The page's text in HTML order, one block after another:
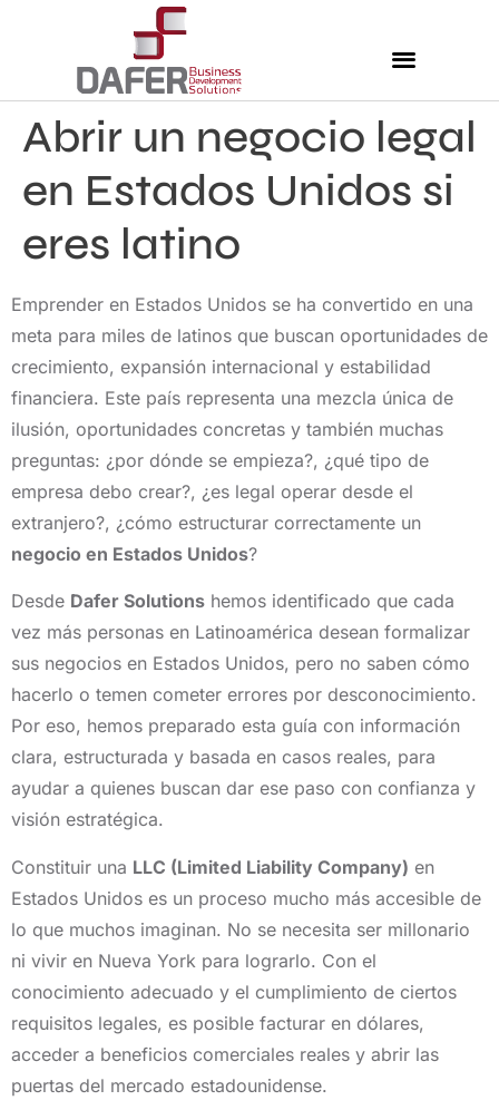
Abrir un negocio legal
en Estados Unidos si
eres latino
Emprender en Estados Unidos se ha convertido en una
meta para miles de latinos que buscan oportunidades de
crecimiento, expansión internacional y estabilidad
financiera. Este país representa una mezcla única de
ilusión, oportunidades concretas y también muchas
preguntas: ¿por dónde se empieza?, ¿qué tipo de
empresa debo crear?, ¿es legal operar desde el
extranjero?, ¿cómo estructurar correctamente un
negocio en Estados Unidos?
Desde Dafer Solutions hemos identificado que cada
vez más personas en Latinoamérica desean formalizar
sus negocios en Estados Unidos, pero no saben cómo
hacerlo o temen cometer errores por desconocimiento.
Por eso, hemos preparado esta guía con información
clara, estructurada y basada en casos reales, para
ayudar a quienes buscan dar ese paso con confianza y
visión estratégica.
Constituir una LLC (Limited Liability Company) en
Estados Unidos es un proceso mucho más accesible de
lo que muchos imaginan. No se necesita ser millonario
ni vivir en Nueva York para lograrlo. Con el
conocimiento adecuado y el cumplimiento de ciertos
requisitos legales, es posible facturar en dólares,
acceder a beneficios comerciales reales y abrir las
puertas del mercado estadounidense.